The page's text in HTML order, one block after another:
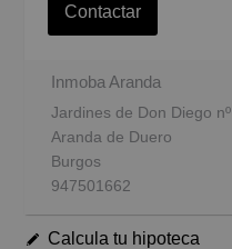
Contactar
Inmoba Aranda
Jardines de Don Diego
Aranda de Duero
Burgos
947501662
Calcula tu hipoteca